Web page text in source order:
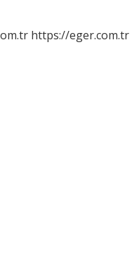
https://eger.com.tr